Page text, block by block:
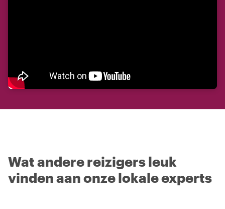
Wat andere reizigers leuk
vinden aan onze lokale experts